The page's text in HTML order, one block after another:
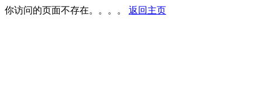
你访问的页面不存在。。。。 返回主页